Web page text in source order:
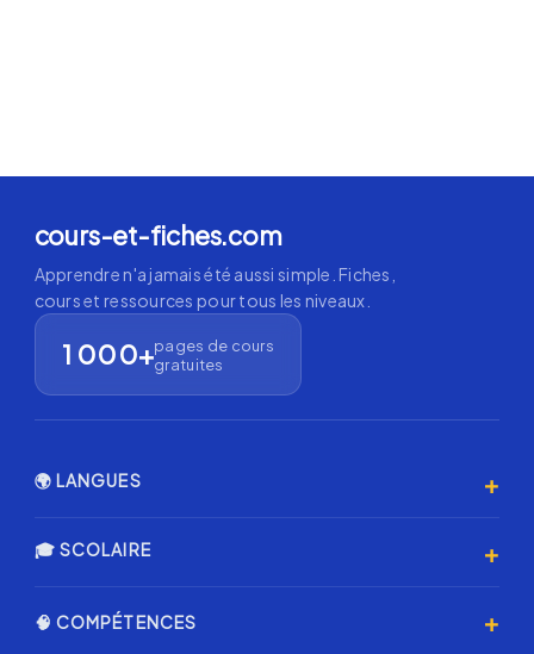
cours-et-fiches.com
Apprendre n'a jamais été aussi simple. Fiches,
cours et ressources pour tous les niveaux.
1 000+pages de cours
gratuites
🌍 LANGUES +
Anglais 🇬🇧
Allemand 🇩🇪
🎓 SCOLAIRE +
🧠 COMPÉTENCES +